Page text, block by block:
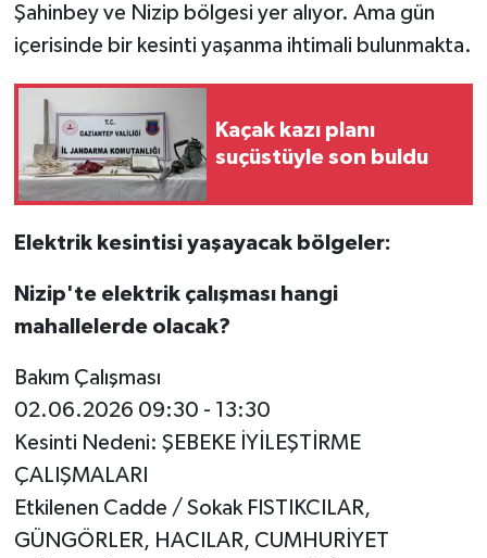
Şahinbey ve Nizip bölgesi yer alıyor. Ama gün
içerisinde bir kesinti yaşanma ihtimali bulunmakta.
Kaçak kazı planı
suçüstüyle son buldu
Elektrik kesintisi yaşayacak bölgeler:
Nizip'te elektrik çalışması hangi
mahallelerde olacak?
Bakım Çalışması
02.06.2026 09:30 - 13:30
Kesinti Nedeni: ŞEBEKE İYİLEŞTİRME
ÇALIŞMALARI
Etkilenen Cadde / Sokak FISTIKCILAR,
GÜNGÖRLER, HACILAR, CUMHURİYET
Teknoloji
Türkiye
Video Haber
Yaşam
Yeme-İçme